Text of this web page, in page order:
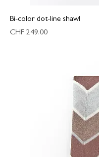
Bi-color dot-line shawl
Preis
CHF 249.00